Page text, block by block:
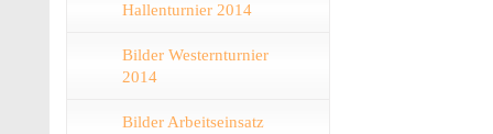
Hallenturnier 2014
Bilder Westernturnier
2014
Bilder Arbeitseinsatz